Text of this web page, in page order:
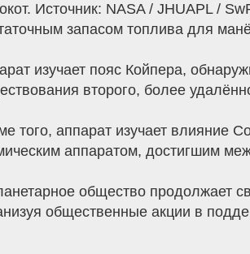
Источник: NASA / JHUAPL /
запасом топлива для
изучает пояс Койпера,
второго, более
того, аппарат изучает влияние
аппаратом, достигшим
общество продолжает
общественные акции в